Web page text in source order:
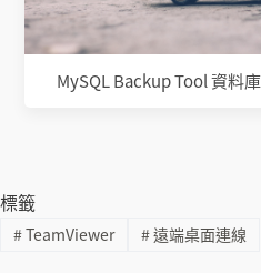
MySQL Backup Tool 資料
標籤
#TeamViewer #遠端桌面連線